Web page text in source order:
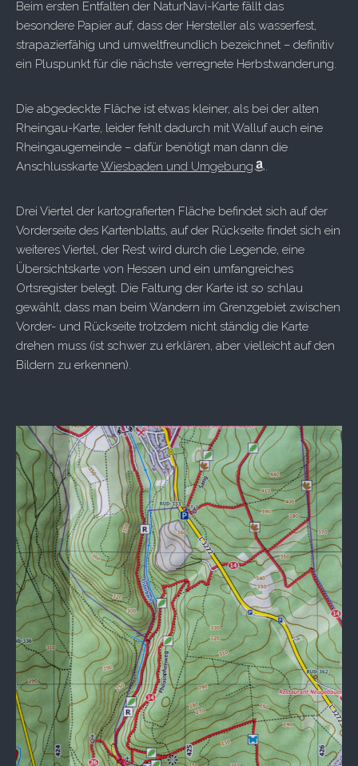
Beim ersten Entfalten der NaturNavi-Karte fällt das
besondere Papier auf, dass der Hersteller als wasserfest,
strapazierfähig und umweltfreundlich bezeichnet – definitiv
ein Pluspunkt für die nächste verregnete Herbstwanderung.
Die abgedeckte Fläche ist etwas kleiner, als bei der alten
Rheingau-Karte, leider fehlt dadurch mit Walluf auch eine
Rheingaugemeinde – dafür benötigt man dann die
AnschlusskarteWiesbaden und Umgebung .
Drei Viertel der kartografierten Fläche befindet sich auf der
Vorderseite des Kartenblatts, auf der Rückseite findet sich ein
weiteres Viertel, der Rest wird durch die Legende, eine
Übersichtskarte von Hessen und ein umfangreiches
Ortsregister belegt. Die Faltung der Karte ist so schlau
gewählt, dass man beim Wandern im Grenzgebiet zwischen
Vorder- und Rückseite trotzdem nicht ständig die Karte
drehen muss (ist schwer zu erklären, aber vielleicht auf den
Bildern zu erkennen).